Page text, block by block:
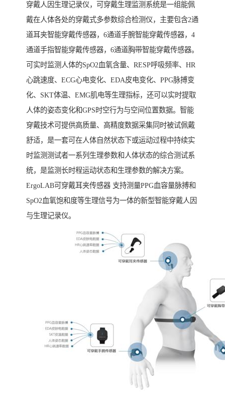
穿戴人因生理记录仪，可穿戴生理监测系统是一组能佩
戴在人体各处的穿戴式多参数综合检测仪，主要包含2通
道耳夹智能穿戴传感器，6通道手腕智能穿戴传感器，4
通道手指智能穿戴传感器，6通道胸带智能穿戴传感器。
可实时监测人体的SpO2血氧含量、RESP呼吸频率、HR
心跳速度、ECG心电变化、EDA皮电变化、PPG脉搏变
化、SKT体温、EMG肌电等生理指标，还可以实时提取
人体的姿态变化和GPS时空行为与空间位置数据。智能
穿戴技术可提供高质量、高精度数据采集同时被试佩戴
舒适，是一套可在人体自然状态下或运动过程中持续实
时监测测试者一系列生理参数和人体状态的综合测试系
统，是监测长时程运动状态和生理参数的解决方案。
ErgoLAB可穿戴耳夹传感器 支持测量PPG血容量脉搏和
SpO2血氧饱和度等生理信号为一体的新型智能穿戴人因
与生理记录仪。